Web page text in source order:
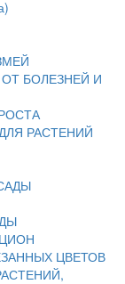
БОЛЕЗНЕЙ И
РАСТЕНИЙ
ЦВЕТОВ